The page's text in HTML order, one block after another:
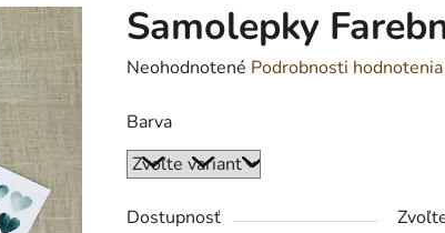
Samolepky
Priemerné
produktu
je
0,0
z
Neohodnotené Podrobnosti hodnotenia
Barva
Dostupnosť